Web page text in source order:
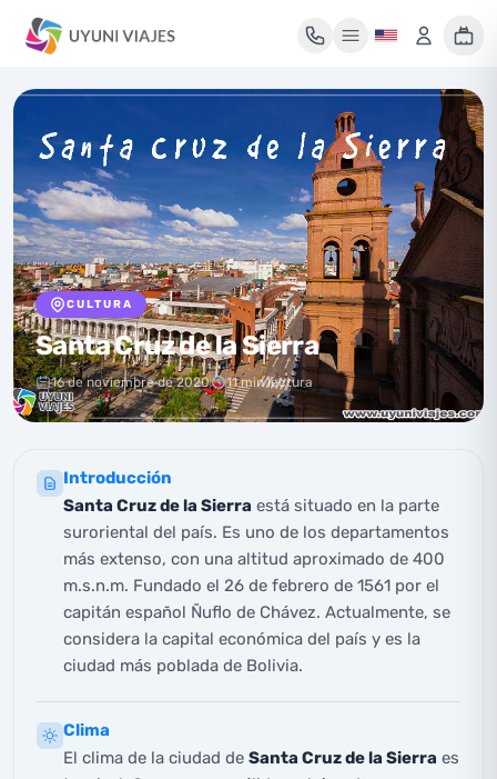
Tu maleta está vacía
Encuentra un tour y pulsa «Reservar» para añadirlo aquí.
CULTURA
Santa Cruz de la Sierra
16 de noviembre de 2020 11 min lectura
Introducción
Santa Cruz de la Sierra está situado en la parte
suroriental del país. Es uno de los departamentos
más extenso, con una altitud aproximado de 400
m.s.n.m. Fundado el 26 de febrero de 1561 por el
capitán español Ñuflo de Chávez. Actualmente, se
considera la capital económica del país y es la
ciudad más poblada de Bolivia.
Clima
El clima de la ciudad de Santa Cruz de la Sierra es